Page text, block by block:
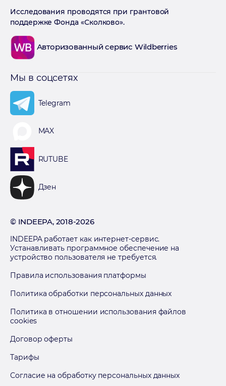
Исследования проводятся при грантовой
поддержке Фонда «Сколково».
Авторизованный сервис Wildberries
Мы в соцсетях
Telegram
MAX
RUTUBE
Дзен
© INDEEPA, 2018-2026
INDEEPA работает как интернет-сервис.
Устанавливать программное обеспечение на
устройство пользователя не требуется.
Правила использования платформы
Политика обработки персональных данных
Политика в отношении использования файлов
cookies
Договор оферты
Тарифы
Согласие на обработку персональных данных